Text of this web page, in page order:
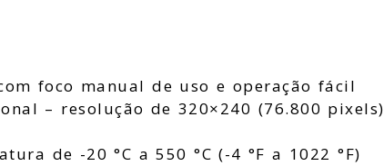
foco manual de uso e operação fácil
– resolução de 320×240 (76.800 pixels)
de -20 °C a 550 °C (-4 °F a 1022 °F)